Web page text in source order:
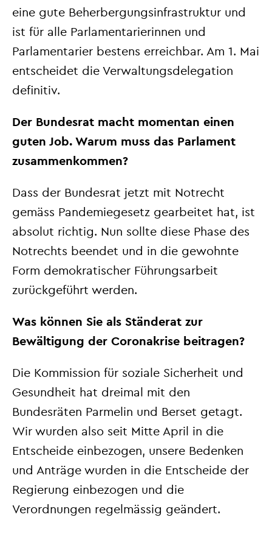
eine gute Beherbergungsinfrastruktur und
ist für alle Parlamentarierinnen und
Parlamentarier bestens erreichbar. Am 1. Mai
entscheidet die Verwaltungsdelegation
definitiv.
Der Bundesrat macht momentan einen
guten Job. Warum muss das Parlament
zusammenkommen?
Dass der Bundesrat jetzt mit Notrecht
gemäss Pandemiegesetz gearbeitet hat, ist
absolut richtig. Nun sollte diese Phase des
Notrechts beendet und in die gewohnte
Form demokratischer Führungsarbeit
zurückgeführt werden.
Was können Sie als Ständerat zur
Bewältigung der Coronakrise beitragen?
Die Kommission für soziale Sicherheit und
Gesundheit hat dreimal mit den
Bundesräten Parmelin und Berset getagt.
Wir wurden also seit Mitte April in die
Entscheide einbezogen, unsere Bedenken
und Anträge wurden in die Entscheide der
Regierung einbezogen und die
Verordnungen regelmässig geändert.